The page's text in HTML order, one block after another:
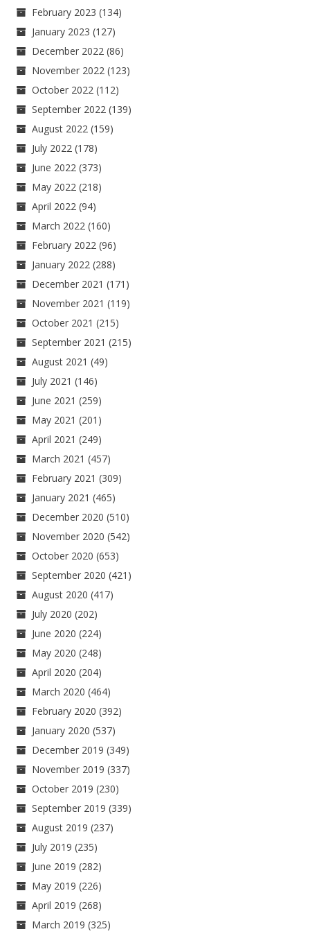
February 2023 (134)
January 2023 (127)
December 2022 (86)
November 2022 (123)
October 2022 (112)
September 2022 (139)
August 2022 (159)
July 2022 (178)
June 2022 (373)
May 2022 (218)
April 2022 (94)
March 2022 (160)
February 2022 (96)
January 2022 (288)
December 2021 (171)
November 2021 (119)
October 2021 (215)
September 2021 (215)
August 2021 (49)
July 2021 (146)
June 2021 (259)
May 2021 (201)
April 2021 (249)
March 2021 (457)
February 2021 (309)
January 2021 (465)
December 2020 (510)
November 2020 (542)
October 2020 (653)
September 2020 (421)
August 2020 (417)
July 2020 (202)
June 2020 (224)
May 2020 (248)
April 2020 (204)
March 2020 (464)
February 2020 (392)
January 2020 (537)
December 2019 (349)
November 2019 (337)
October 2019 (230)
September 2019 (339)
August 2019 (237)
July 2019 (235)
June 2019 (282)
May 2019 (226)
April 2019 (268)
March 2019 (325)